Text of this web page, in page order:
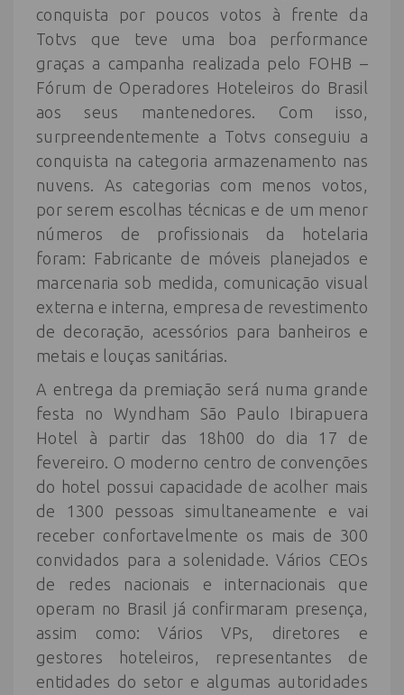
conquista por poucos votos à frente da
Totvs que teve uma boa performance
graças a campanha realizada pelo FOHB –
Fórum de Operadores Hoteleiros do Brasil
aos seus mantenedores. Com isso,
surpreendentemente a Totvs conseguiu a
conquista na categoria armazenamento nas
nuvens. As categorias com menos votos,
por serem escolhas técnicas e de um menor
números de profissionais da hotelaria
foram: Fabricante de móveis planejados e
marcenaria sob medida, comunicação visual
externa e interna, empresa de revestimento
de decoração, acessórios para banheiros e
metais e louças sanitárias.
A entrega da premiação será numa grande
festa no Wyndham São Paulo Ibirapuera
Hotel à partir das 18h00 do dia 17 de
fevereiro. O moderno centro de convenções
do hotel possui capacidade de acolher mais
de 1300 pessoas simultaneamente e vai
receber confortavelmente os mais de 300
convidados para a solenidade. Vários CEOs
de redes nacionais e internacionais que
operam no Brasil já confirmaram presença,
assim como: Vários VPs, diretores e
gestores hoteleiros, representantes de
entidades do setor e algumas autoridades